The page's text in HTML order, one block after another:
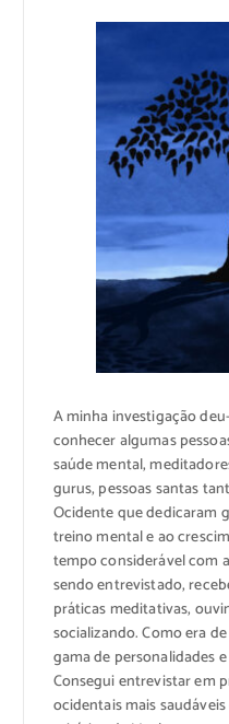
A minha investigação
conhecer algumas
saúde mental,
gurus, pessoas santas
Ocidente que dedicaram
treino mental e ao
tempo considerável com
sendo entrevistado,
práticas meditativas,
socializando. Como era
gama de personalidades
Consegui entrevistar em
ocidentais mais